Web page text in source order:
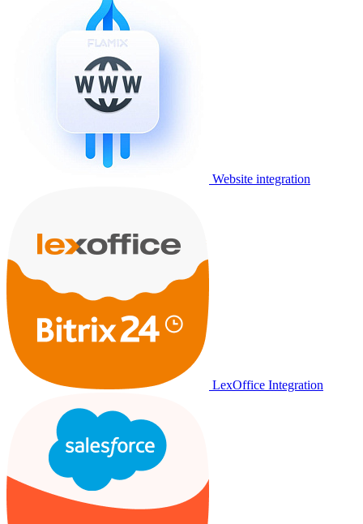
Website integration
LexOffice Integration